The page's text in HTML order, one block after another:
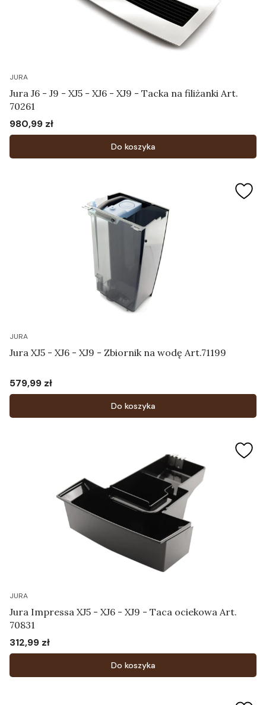
JURA
Jura J6 - J9 - XJ5 - XJ6 - XJ9 - Tacka na filiżanki Art.
70261
Cena
980,99 zł
Do koszyka
JURA
Jura XJ5 - XJ6 - XJ9 - Zbiornik na wodę Art.71199
Cena
579,99 zł
Do koszyka
JURA
Jura Impressa XJ5 - XJ6 - XJ9 - Taca ociekowa Art.
70831
Cena
312,99 zł
Do koszyka